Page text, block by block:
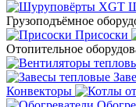
Грузоподъёмное
Присоски
Отопительное
Конвекторы